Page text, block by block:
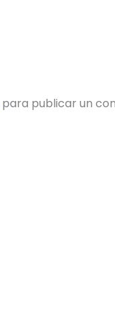
para publicar un